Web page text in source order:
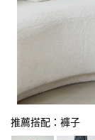
推薦搭配：褲子